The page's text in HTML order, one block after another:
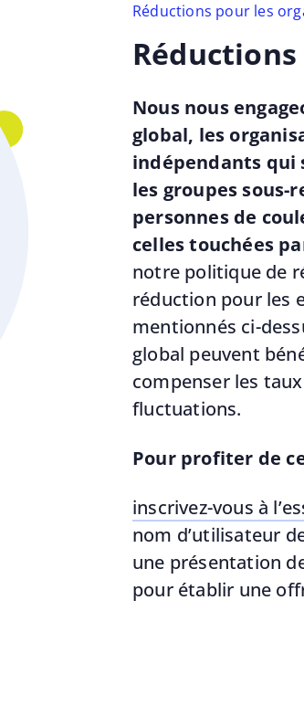
Réductions pour les
Nous nous
global, les
indépendants qui
les groupes
personnes de
celles touchées
notre politique de
réduction pour les
mentionnés ci-
global peuvent
compenser les
fluctuations.
Pour profiter de
inscrivez-vous à
nom d’utilisateur
une présentation
pour établir une